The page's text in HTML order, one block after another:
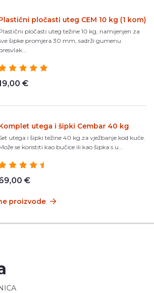
pločasti uteg CEM 10 kg (1 kom)
pločasti uteg težine 10 kg, namijenjen za
šipke promjera 30 mm, sadrži gumenu
€
utega i šipki Cembar 40 kg
utega i šipki težine 40 kg za vježbanje kod kuće.
se koristiti kao bučice ili kao šipka s u...
€
proizvode